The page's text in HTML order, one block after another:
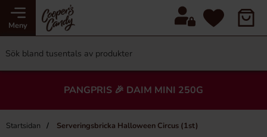
Meny
PANGPRIS 🎉 DAIM MINI 250G
Startsidan Serveringsbricka Halloween Circus (1st)